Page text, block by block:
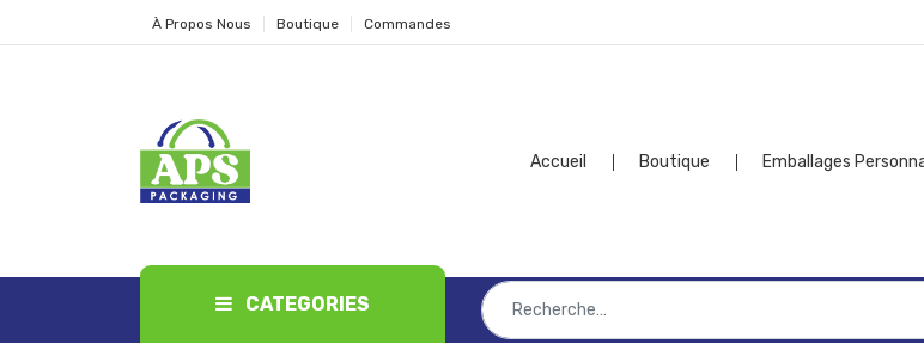
À Propos Nous Boutique Commandes
Accueil Boutique Emballages
CATEGORIES